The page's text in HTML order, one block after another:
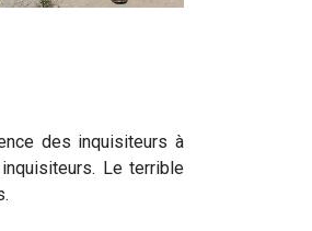
des inquisiteurs à
Le terrible